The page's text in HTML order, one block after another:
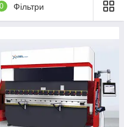
0 Фільтри